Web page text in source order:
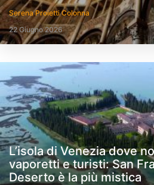
Serena Proietti Colonna
22 Giugno 2026
L’isola di Venezia dove
vaporetti e turisti: San
Deserto è la più mistica